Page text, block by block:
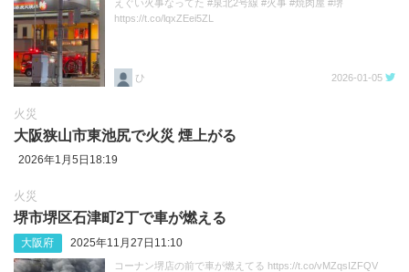
えぐい火事なってた #泉北2号線 #火事 #焼肉屋 #堺
https://t.co/lqxZEei5ZL
ひ 2026-01-05
火災
大阪狭山市東池尻で火災 煙上がる
2026年1月5日18:19
火災
堺市堺区石津町2丁で車が燃える
大阪府 2025年11月27日11:10
コーナン堺店の前で車が燃えてる https://t.co/vMZqsIZFQV